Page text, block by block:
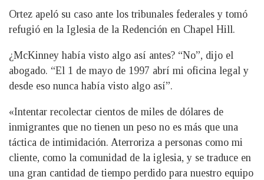
Ortez apeló su caso ante los tribunales federales y tomó
refugió en la Iglesia de la Redención en Chapel Hill.
¿McKinney había visto algo así antes? “No”, dijo el
abogado. “El 1 de mayo de 1997 abrí mi oficina legal y
desde eso nunca había visto algo así”.
«Intentar recolectar cientos de miles de dólares de
inmigrantes que no tienen un peso no es más que una
táctica de intimidación. Aterroriza a personas como mi
cliente, como la comunidad de la iglesia, y se traduce en
una gran cantidad de tiempo perdido para nuestro equipo